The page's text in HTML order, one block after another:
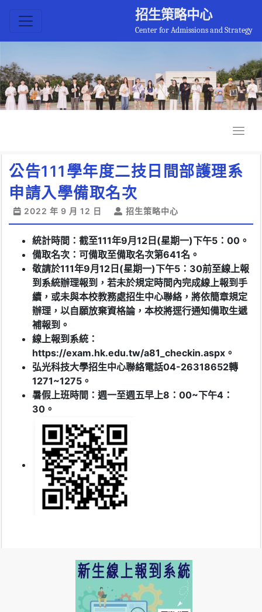
招生策略中心
Center for Admissions and Strategy
公告111學年度二技日間部護理系
申請入學備取名次
2022 年 9 月 12 日 招生策略中心
統計時間：截至111年9月12日(星期一)下午5：00。
備取名次：可備取至備取名次第641名。
敬請於111年9月12日(星期一)下午5：30前至線上報
到系統辦理報到，若未於規定時間內完成線上報到手
續，或未與本校教務處招生中心聯絡，將依簡章規定
辦理，以自願放棄資格論，本校將逕行通知備取生遞
補報到。
線上報到系統：
https://exam.hk.edu.tw/a81_checkin.aspx。
弘光科技大學招生中心聯絡電話04-26318652轉
1271~1275。
暑假上班時間：週一至週五早上8：00~下午4：
30。